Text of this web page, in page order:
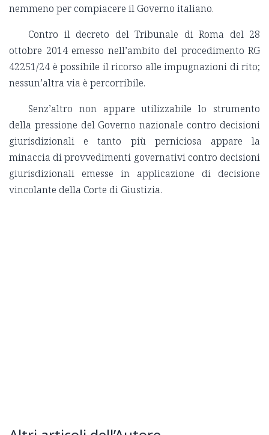
nemmeno per compiacere il Governo italiano.
Contro il decreto del Tribunale di Roma del 28
ottobre 2014 emesso nell’ambito del procedimento RG
42251/24 è possibile il ricorso alle impugnazioni di rito;
nessun’altra via è percorribile.
Senz’altro non appare utilizzabile lo strumento
della pressione del Governo nazionale contro decisioni
giurisdizionali e tanto più perniciosa appare la
minaccia di provvedimenti governativi contro decisioni
giurisdizionali emesse in applicazione di decisione
vincolante della Corte di Giustizia.